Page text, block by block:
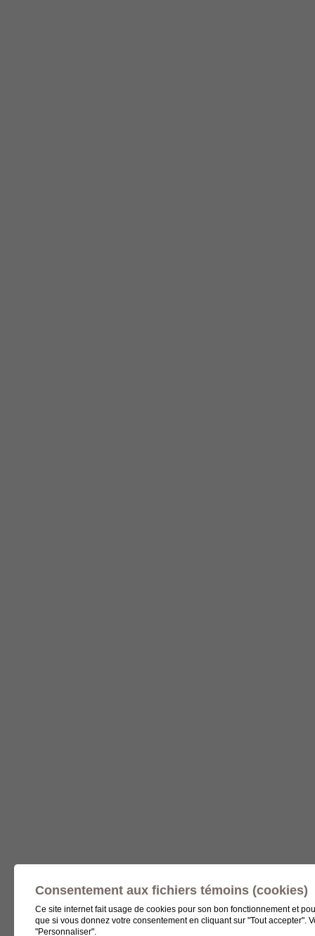
Consentement aux fichiers témoins (cookies)
Ce site internet fait usage de cookies pour son bon fonctionnement et
que si vous donnez votre consentement en cliquant sur "Tout
"Personnaliser".